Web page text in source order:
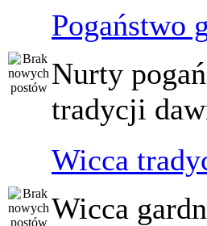
Pogaństwo
Nurty
tradycji
Wicca
Wicca